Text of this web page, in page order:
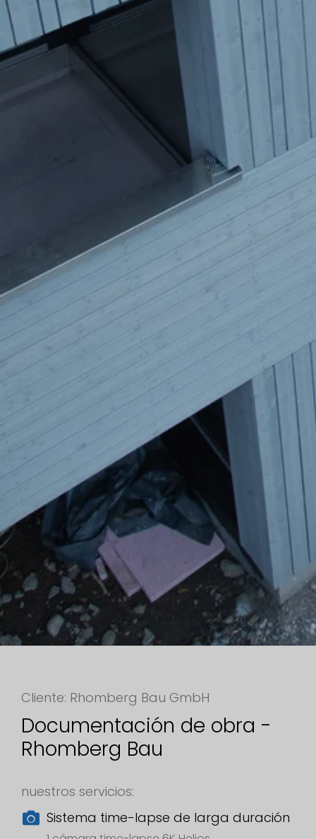
Cliente: Rhomberg Bau GmbH
Documentación de obra -
Rhomberg Bau
nuestros servicios:
Sistema time-lapse de larga duración